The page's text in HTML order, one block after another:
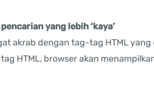
yang lebih ‘kaya’
akrab dengan tag-tag HTML
HTML, browser akan